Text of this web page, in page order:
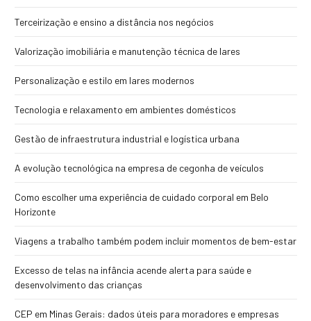
Terceirização e ensino a distância nos negócios
Valorização imobiliária e manutenção técnica de lares
Personalização e estilo em lares modernos
Tecnologia e relaxamento em ambientes domésticos
Gestão de infraestrutura industrial e logística urbana
A evolução tecnológica na empresa de cegonha de veículos
Como escolher uma experiência de cuidado corporal em Belo
Horizonte
Viagens a trabalho também podem incluir momentos de bem-estar
Excesso de telas na infância acende alerta para saúde e
desenvolvimento das crianças
CEP em Minas Gerais: dados úteis para moradores e empresas